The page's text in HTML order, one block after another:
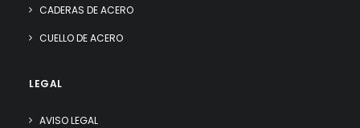
CADERAS DE ACERO
CUELLO DE ACERO
LEGAL
AVISO LEGAL